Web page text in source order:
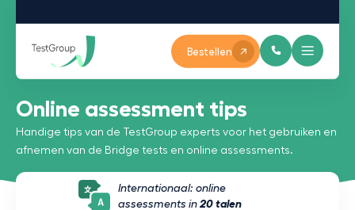
Bestellen
Online assessment tips
Handige tips van de TestGroup experts voor het gebruiken en
afnemen van de Bridge tests en online assessments.
Internationaal: online
assessments in 20 talen